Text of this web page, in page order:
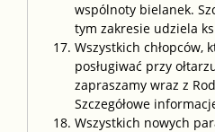
wspólnoty bielanek.
tym zakresie udziela
Wszystkich chłopców,
posługiwać przy
zapraszamy wraz z
Szczegółowe
Wszystkich nowych